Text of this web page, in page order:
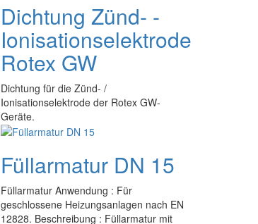
Dichtung Zünd- -
Ionisationselektrode
Rotex GW
Dichtung für die Zünd- /
Ionisationselektrode der Rotex GW-
Geräte.
Füllarmatur DN 15
Füllarmatur Anwendung : Für
geschlossene Heizungsanlagen nach EN
12828. Beschreibung : Füllarmatur mit